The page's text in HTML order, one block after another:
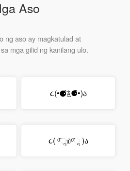
Aso
ng aso ay magkatulad at
mga gilid ng kanilang ulo.
૮(•⚈͒࿄⚈͒•)ა
૮( ᵒ̌ૢ௰ᵒ̌ૢ )ა